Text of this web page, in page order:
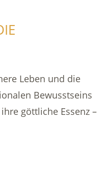
Leben und die
Bewusstseins
göttliche Essenz –